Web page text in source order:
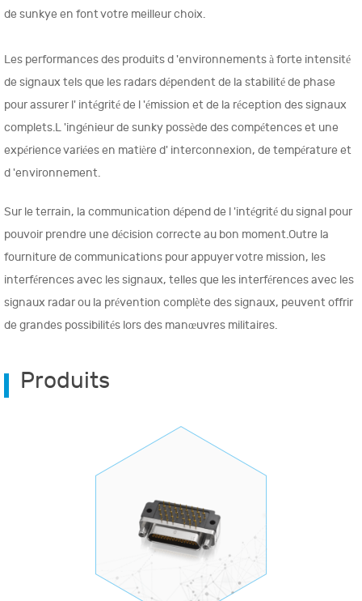
de sunkye en font votre meilleur choix.
Les performances des produits d 'environnements à forte intensité
de signaux tels que les radars dépendent de la stabilité de phase
pour assurer l' intégrité de l 'émission et de la réception des signaux
complets.L 'ingénieur de sunky possède des compétences et une
expérience variées en matière d' interconnexion, de température et
d 'environnement.
Sur le terrain, la communication dépend de l 'intégrité du signal pour
pouvoir prendre une décision correcte au bon moment.Outre la
fourniture de communications pour appuyer votre mission, les
interférences avec les signaux, telles que les interférences avec les
signaux radar ou la prévention complète des signaux, peuvent offrir
de grandes possibilités lors des manœuvres militaires.
Produits